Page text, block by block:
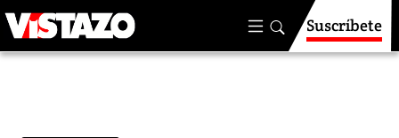
Suscríbete